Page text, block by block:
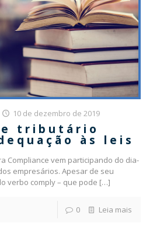
10 de dezembro de 2019
tributário
às leis
Compliance vem participando do dia-
empresários. Apesar de seu
verbo comply – que pode […]
0 Leia mais